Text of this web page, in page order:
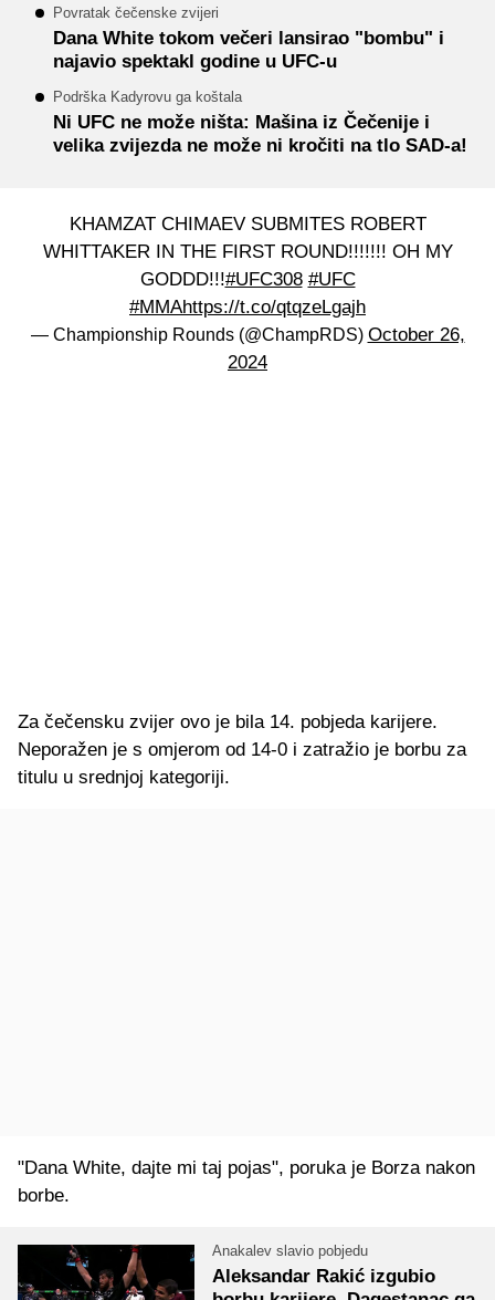
Povratak čečenske zvijeri
Dana White tokom večeri lansirao "bombu" i
najavio spektakl godine u UFC-u
Podrška Kadyrovu ga koštala
Ni UFC ne može ništa: Mašina iz Čečenije i
velika zvijezda ne može ni kročiti na tlo SAD-a!
KHAMZAT CHIMAEV SUBMITES ROBERT
WHITTAKER IN THE FIRST ROUND!!!!!!! OH MY
GODDD!!!#UFC308 #UFC
#MMAhttps://t.co/qtqzeLgajh
— Championship Rounds (@ChampRDS) October 26,
2024
Za čečensku zvijer ovo je bila 14. pobjeda karijere.
Neporažen je s omjerom od 14-0 i zatražio je borbu za
titulu u srednjoj kategoriji.
"Dana White, dajte mi taj pojas", poruka je Borza nakon
borbe.
Anakalev slavio pobjedu
Aleksandar Rakić izgubio